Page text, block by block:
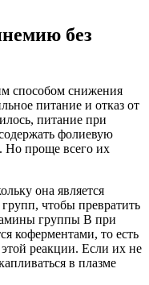
без
способом снижения
питание и отказ от
питание при
фолиевую
Но проще всего их
она является
чтобы превратить
группы B при
коферментами, то есть
реакции. Если их не
в плазме